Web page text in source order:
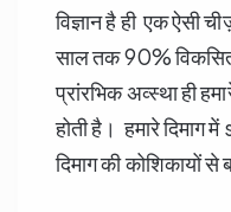
विज्ञान है ही एक ऐसी
साल तक 90% विकसित
प्रांरभिक अव्स्था ही
होती है। हमारे दिमाग
दिमाग की कोशिकायों से